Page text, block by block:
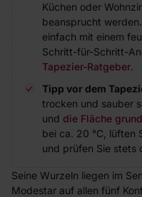
Küchen oder
beansprucht
einfach mit einem
Schritt-für-Schritt-
Tapezier-Ratgeber.
Tipp vor dem
trocken und sauber
und die Fläche
bei ca. 20 °C, lüften
und prüfen Sie stets
Seine Wurzeln liegen im
Modestar auf allen fünf